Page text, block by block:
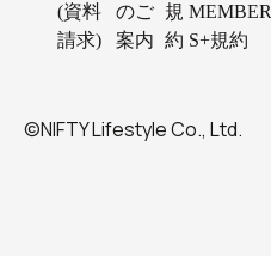
(資料
請求)
のご
案内
規
約
MEMBER
S+規約
©NIFTY Lifestyle Co., Ltd.